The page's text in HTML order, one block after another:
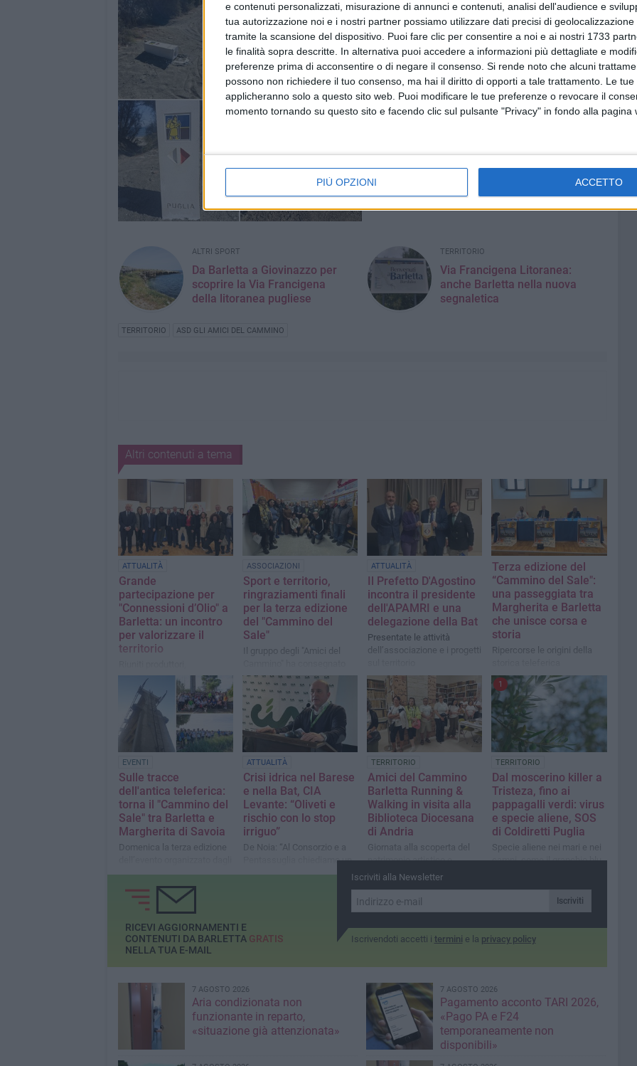
e contenuti personalizzati, misurazione di annunci e contenuti, analisi dell'audience e
tua autorizzazione noi e i nostri partner possiamo utilizzare dati precisi di
tramite la scansione del dispositivo. Puoi fare clic per consentire a noi e ai nostri 1733
le finalità sopra descritte. In alternativa puoi accedere a informazioni più dettagliate e
preferenze prima di acconsentire o di negare il consenso. Si rende noto che alcuni
possono non richiedere il tuo consenso, ma hai il diritto di opporti a tale trattamento. Le
applicheranno solo a questo sito web. Puoi modificare le tue preferenze o revocare il
momento tornando su questo sito e facendo clic sul pulsante "Privacy" in fondo alla pagina
PIÙ OPZIONI ACCETTO
ALTRI SPORT
Da Barletta a Giovinazzo per
scoprire la Via Francigena
della litoranea pugliese
TERRITORIO
Via Francigena Litoranea:
anche Barletta nella nuova
segnaletica
TERRITORIO ASD GLI AMICI DEL CAMMINO
Altri contenuti a tema
ATTUALITÀ
Grande
partecipazione per
"Connessioni d’Olio" a
Barletta: un incontro
per valorizzare il
territorio
imprenditori, associazioni di
categoria e istituzioni
ASSOCIAZIONI
Sport e territorio,
ringraziamenti finali
per la terza edizione
del "Cammino del
Sale"
Il gruppo degli "Amici del
riconoscimenti a
Michele Grimaldi e a
Pino Curci
ATTUALITÀ
Il Prefetto D'Agostino
incontra il presidente
dell'APAMRI e una
delegazione della Bat
Presentate le attività
dell’associazione e i progetti
Terza edizione del
“Cammino del Sale":
una passeggiata tra
Margherita e Barletta
che unisce corsa e
storia
Ripercorse le origini della
EVENTI
Sulle tracce
dell'antica teleferica:
torna il "Cammino del
Sale" tra Barletta e
Margherita di Savoia
Domenica la terza edizione
"Amici del Cammino"
ATTUALITÀ
Crisi idrica nel Barese
e nella Bat, CIA
Levante: “Oliveti e
rischio con lo stop
irriguo”
De Noia: “Al Consorzio e a
Pentassuglia chiediamo un
incontro per valutare
TERRITORIO
Amici del Cammino
Barletta Running &
Walking in visita alla
Biblioteca Diocesana
di Andria
Giornata alla scoperta del
patrimonio artistico e
storico del territorio grazie
D'Acciaio
1
TERRITORIO
Dal moscerino killer a
Tristeza, fino ai
pappagalli verdi: virus
e specie aliene, SOS
di Coldiretti Puglia
Specie aliene nei mari e nei
campi, come il granchio blu
Iscriviti alla Newsletter
Iscriviti
Iscrivendoti accetti i termini e la privacy policy
RICEVI AGGIORNAMENTI E
CONTENUTI DA BARLETTA GRATIS
NELLA TUA E-MAIL
7 AGOSTO 2026
Aria condizionata non
funzionante in reparto,
«situazione già attenzionata»
7 AGOSTO 2026
Pagamento acconto TARI 2026,
«Pago PA e F24
temporaneamente non
disponibili»